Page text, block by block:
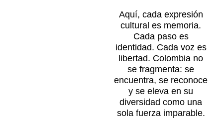
Aquí, cada expresión
cultural es memoria.
Cada paso es
identidad. Cada voz es
libertad. Colombia no
se fragmenta: se
encuentra, se reconoce
y se eleva en su
diversidad como una
sola fuerza imparable.